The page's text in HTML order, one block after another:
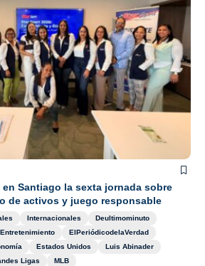
Santiago la sexta jornada sobre
de activos y juego responsable
Internacionales
Deultimominuto
Entretenimiento
ElPeriódicodelaVerdad
Estados Unidos
Luis Abinader
Ligas MLB